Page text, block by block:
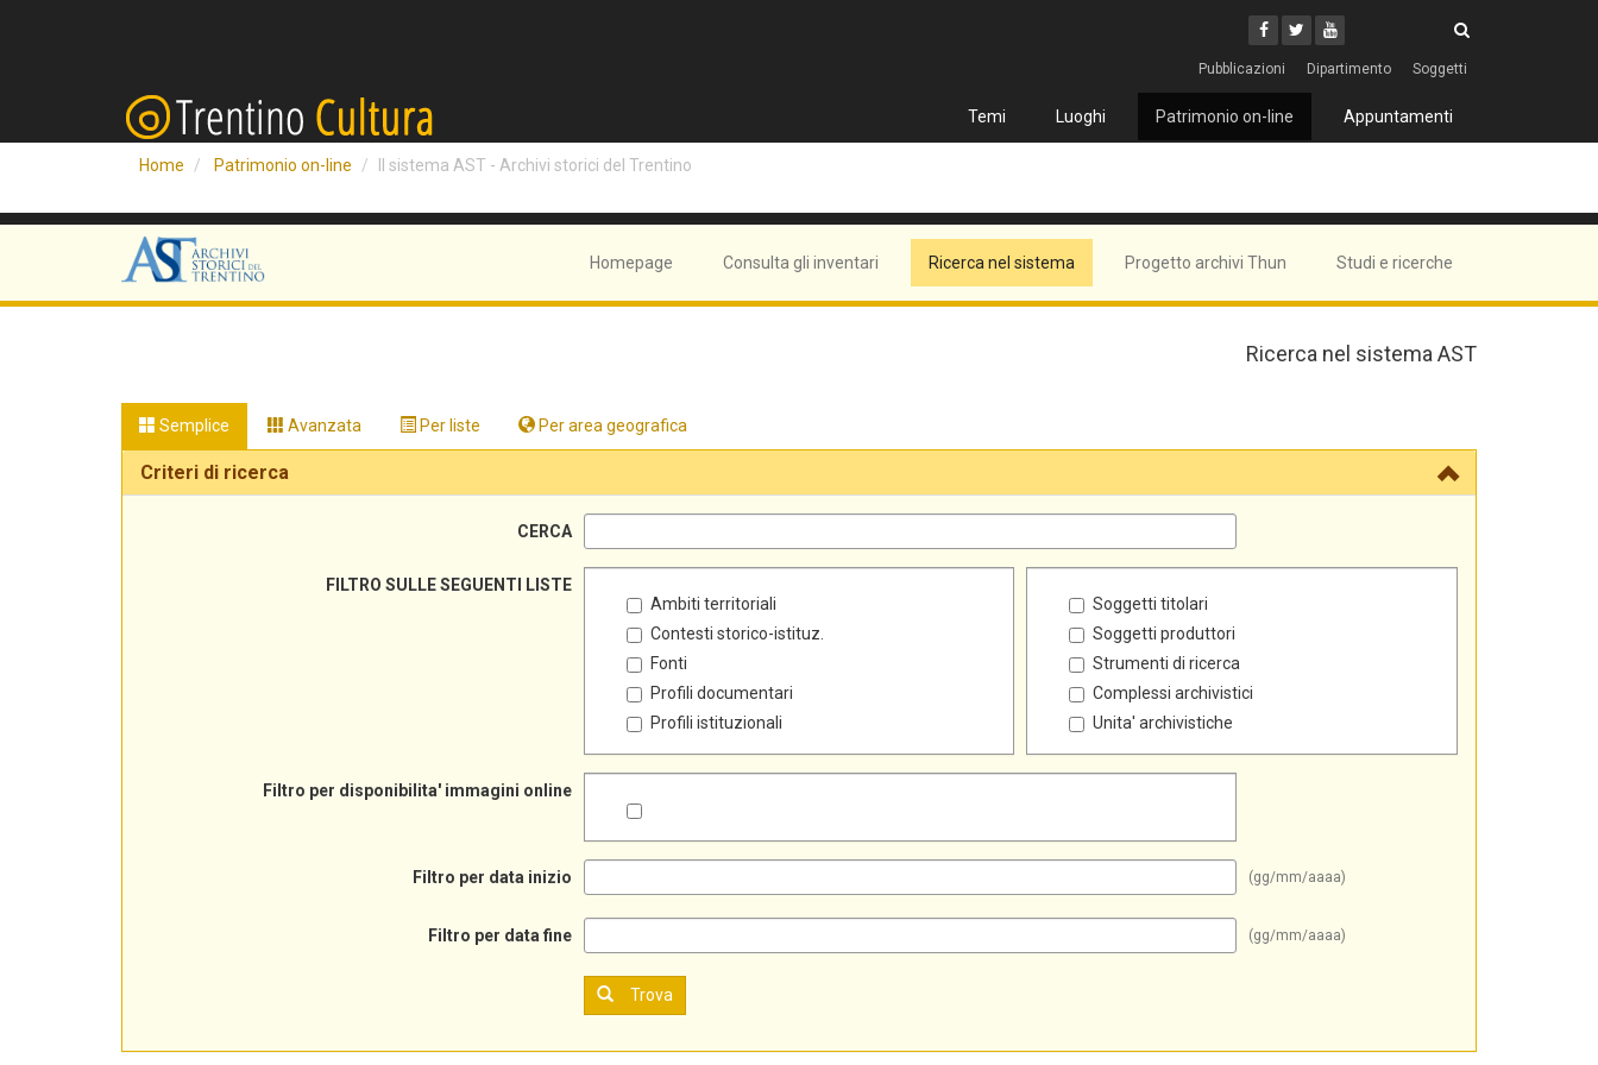
Facebook
Twitter
Youtube
Pubblicazioni Dipartimento Soggetti
Temi Luoghi Patrimonio on-line Appuntamenti
Home Patrimonio on-line Il sistema AST - Archivi storici del Trentino
Homepage Consulta gli inventari Ricerca nel sistema Progetto archivi Thun Studi e ricerche
Ricerca nel sistema AST
Semplice Avanzata Per liste Per area geografica
Criteri di ricerca
CERCA
FILTRO SULLE SEGUENTI LISTE
Ambiti territoriali
Contesti storico-istituz.
Fonti
Profili documentari
Profili istituzionali
Soggetti titolari
Soggetti produttori
Strumenti di ricerca
Complessi archivistici
Unita' archivistiche
Filtro per disponibilita' immagini online
Filtro per data inizio (gg/mm/aaaa)
Filtro per data fine (gg/mm/aaaa)
Trova